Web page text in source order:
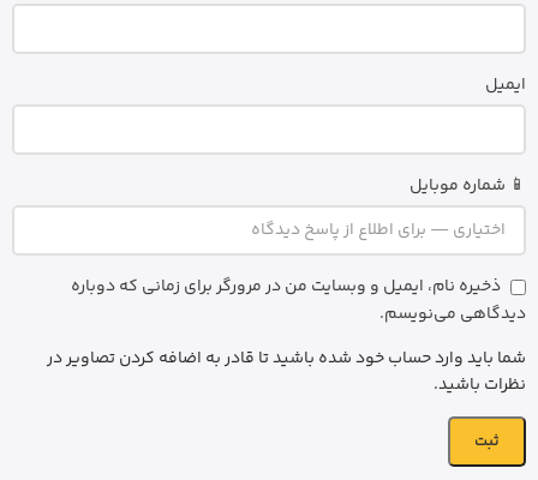
ایمیل
📱 شماره موبایل
ذخیره نام، ایمیل و وبسایت من در مرورگر برای زمانی که دوباره
دیدگاهی می‌نویسم.
شما باید وارد حساب خود شده باشید تا قادر به اضافه کردن تصاویر در
نظرات باشید.